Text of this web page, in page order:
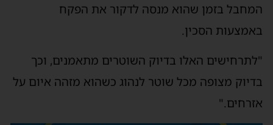
המחבל בזמן שהוא מנסה לדקור את הפקח
באמצעות הסכין.
"לתרחישים האלו בדיוק השוטרים מתאמנים, וכך
בדיוק מצופה מכל שוטר לנהוג כשהוא מזהה איום על
אזרחים."